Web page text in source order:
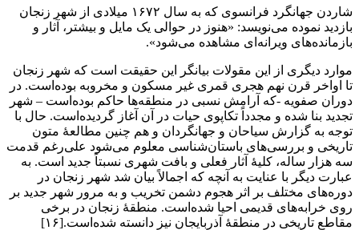
شاردن جهانگرد فرانسوی که به سال ۱۶۷۲ میلادی از شهر زنجان
بازدید نموده می‌نویسد: «هنوز در حوالی یک مایل و بیشتر، آثار و
بازمانده‌های ویرانه‌ای مشاهده می‌شود».
موارد دیگری از این مقولات بیانگر این حقیقت است که شهر زنجان
تا اواخر قرن نهم هجری قمری غیر مسکون و مخروبه بوده‌است. در
دوران صفویه -که آرامش نسبی در منطقه‌ها حاکم بوده‌است – شهر
تجدید بنا شده و مجدداً تکاپوی حیات در آن آغاز گردیده‌است. حال با
توجه به گزارش سیاحان و جهانگردان و هم چنین مطالعهٔ متون
تاریخی و بررسی‌های باستان‌شناسی معلوم می‌شود علی‌رغم قدمت
سه هزار ساله، کلیهٔ آثار فعلی و بافت شهری نسبتاً جدید است. به
عبارت دیگر با عنایت به آنچه که اجمالاً بیان شد شهر زنجان در
دوره‌های مختلف بر اثر هجوم دشمن تخریب و به مرور شهر جدید بر
روی خرابه‌های قدیمی احیا شده‌است. منطقهٔ زنجان در برخی
مقاطع تاریخی در منطقهٔ آذربایجان نیز دانسته شده‌است.[۱۶]